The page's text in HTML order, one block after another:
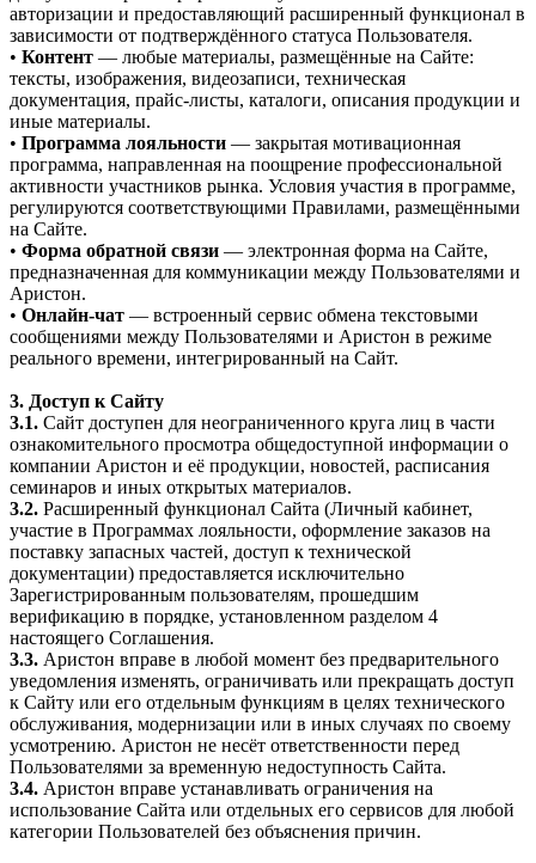
авторизации и предоставляющий расширенный функционал в
зависимости от подтверждённого статуса Пользователя.
• Контент — любые материалы, размещённые на Сайте:
тексты, изображения, видеозаписи, техническая
документация, прайс-листы, каталоги, описания продукции и
иные материалы.
• Программа лояльности — закрытая мотивационная
программа, направленная на поощрение профессиональной
активности участников рынка. Условия участия в программе,
регулируются соответствующими Правилами, размещёнными
на Сайте.
• Форма обратной связи — электронная форма на Сайте,
предназначенная для коммуникации между Пользователями и
Аристон.
• Онлайн-чат — встроенный сервис обмена текстовыми
сообщениями между Пользователями и Аристон в режиме
реального времени, интегрированный на Сайт.
3. Доступ к Сайту
3.1. Сайт доступен для неограниченного круга лиц в части
ознакомительного просмотра общедоступной информации о
компании Аристон и её продукции, новостей, расписания
семинаров и иных открытых материалов.
3.2. Расширенный функционал Сайта (Личный кабинет,
участие в Программах лояльности, оформление заказов на
поставку запасных частей, доступ к технической
документации) предоставляется исключительно
Зарегистрированным пользователям, прошедшим
верификацию в порядке, установленном разделом 4
настоящего Соглашения.
3.3. Аристон вправе в любой момент без предварительного
уведомления изменять, ограничивать или прекращать доступ
к Сайту или его отдельным функциям в целях технического
обслуживания, модернизации или в иных случаях по своему
усмотрению. Аристон не несёт ответственности перед
Пользователями за временную недоступность Сайта.
3.4. Аристон вправе устанавливать ограничения на
использование Сайта или отдельных его сервисов для любой
категории Пользователей без объяснения причин.